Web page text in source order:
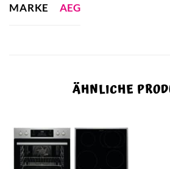
MARKE AEG
ÄHNLICHE